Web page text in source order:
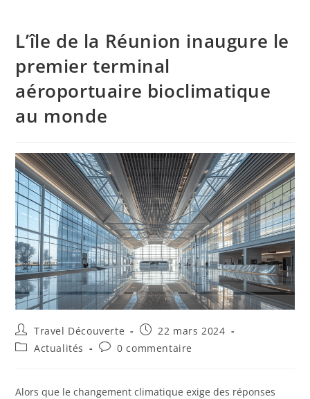
L’île de la Réunion inaugure le
premier terminal
aéroportuaire bioclimatique
au monde
Travel Découverte
22 mars 2024
Actualités
0 commentaire
Alors que le changement climatique exige des réponses